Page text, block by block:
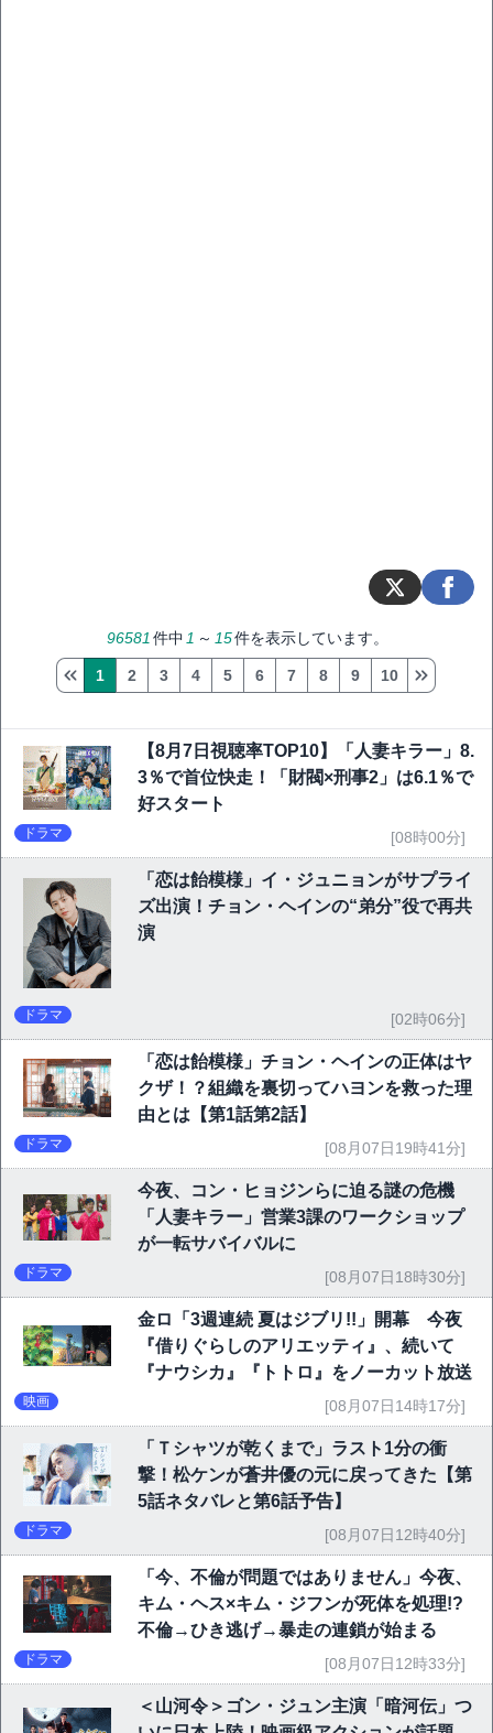
96581 件中 1 ～ 15件を表示しています。
1 2 3 4 5 6 7 8 9 10
【8月7日視聴率TOP10】「人妻キラー」8.
3％で首位快走！「財閥×刑事2」は6.1％で
好スタート
ドラマ [08時00分]
「恋は飴模様」イ・ジュニョンがサプライ
ズ出演！チョン・ヘインの“弟分”役で再共
演
ドラマ [02時06分]
「恋は飴模様」チョン・ヘインの正体はヤ
クザ！？組織を裏切ってハヨンを救った理
由とは【第1話第2話】
ドラマ [08月07日19時41分]
今夜、コン・ヒョジンらに迫る謎の危機
「人妻キラー」営業3課のワークショップ
が一転サバイバルに
ドラマ [08月07日18時30分]
金ロ「3週連続 夏はジブリ!!」開幕 今夜
『借りぐらしのアリエッティ』、続いて
『ナウシカ』『トトロ』をノーカット放送
映画 [08月07日14時17分]
「Ｔシャツが乾くまで」ラスト1分の衝
撃！松ケンが蒼井優の元に戻ってきた【第
5話ネタバレと第6話予告】
ドラマ [08月07日12時40分]
「今、不倫が問題ではありません」今夜、
キム・ヘス×キム・ジフンが死体を処理!?
不倫→ひき逃げ→暴走の連鎖が始まる
ドラマ [08月07日12時33分]
＜山河令＞ゴン・ジュン主演「暗河伝」つ